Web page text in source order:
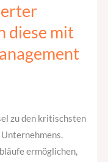
diese mit
zu den kritischsten
ermöglichen,